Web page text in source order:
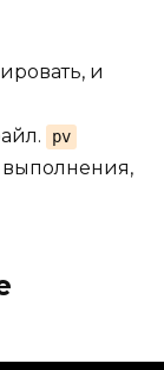
и
pv
выполнения,